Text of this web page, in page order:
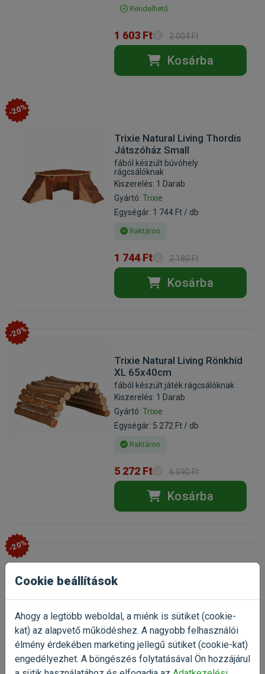
Rendelhető
1 603 Ft 2 004 Ft
Kosárba
-20%
Trixie Natural Living Thordis
Játszóház Small
fából készült búvóhely
rágcsálóknak
Kiszerelés: 1 Darab
Gyártó: Trixie
Egységár: 1 744 Ft / db
Raktáron
1 744 Ft 2 180 Ft
Kosárba
-20%
Trixie Natural Living Rönkhíd
XL 65x40cm
fából készült játék rágcsálóknak
Kiszerelés: 1 Darab
Gyártó: Trixie
Egységár: 5 272 Ft / db
Raktáron
5 272 Ft 6 590 Ft
Kosárba
-20%
Trixie Labda csengővel
fajáték rágcsálónak 5cm
fa játék rágcsálónak
Kiszerelés: 1 Darab
Gyártó:
Trixie
Egységár: 1 154 Ft / db
Raktáron
Cookie beállítások
Ahogy a legtöbb weboldal, a miénk is sütiket (cookie-
kat) az alapvető működéshez. A nagyobb felhasználói
élmény érdekében marketing jellegű sütiket (cookie-kat)
engedélyezhet. A böngészés folytatásával Ön hozzájárul